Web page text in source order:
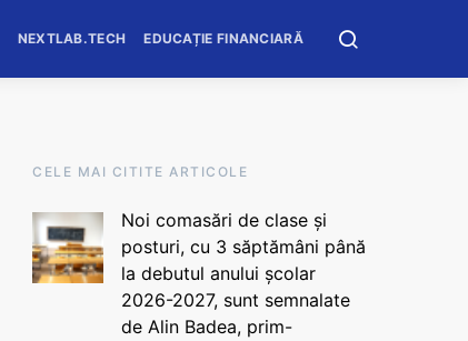
NEXTLAB.TECH EDUCAȚIE FINANCIARĂ
CELE MAI CITITE ARTICOLE
Noi comasări de clase și
posturi, cu 3 săptămâni până
la debutul anului școlar
2026-2027, sunt semnalate
de Alin Badea, prim-